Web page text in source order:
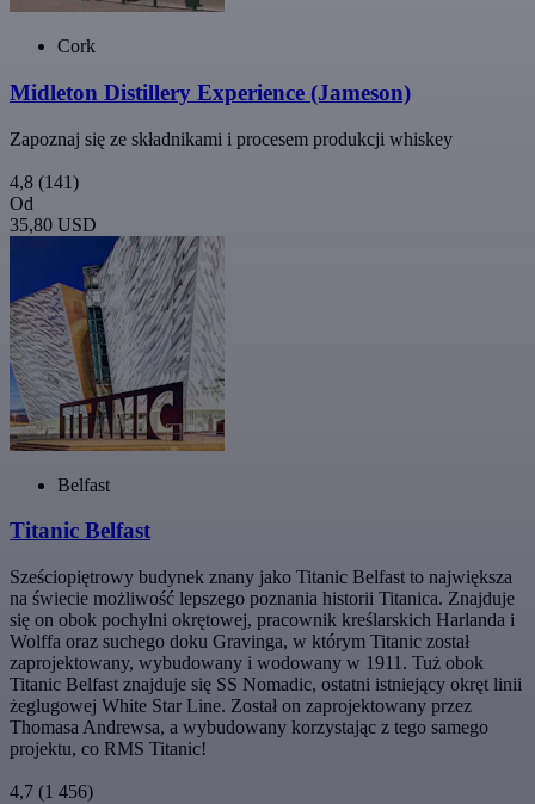
Cork
Midleton Distillery Experience (Jameson)
Zapoznaj się ze składnikami i procesem produkcji whiskey
4,8 (141)
Od
35,80 USD
Belfast
Titanic Belfast
Sześciopiętrowy budynek znany jako Titanic Belfast to największa
na świecie możliwość lepszego poznania historii Titanica. Znajduje
się on obok pochylni okrętowej, pracownik kreślarskich Harlanda i
Wolffa oraz suchego doku Gravinga, w którym Titanic został
zaprojektowany, wybudowany i wodowany w 1911. Tuż obok
Titanic Belfast znajduje się SS Nomadic, ostatni istniejący okręt linii
żeglugowej White Star Line. Został on zaprojektowany przez
Thomasa Andrewsa, a wybudowany korzystając z tego samego
projektu, co RMS Titanic!
4,7 (1 456)